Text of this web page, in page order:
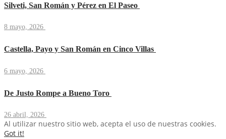
Silveti, San Román y Pérez en El Paseo
8 mayo, 2026
Castella, Payo y San Román en Cinco Villas
6 mayo, 2026
De Justo Rompe a Bueno Toro
26 abril, 2026
Al utilizar nuestro sitio web, acepta el uso de nuestras cookies.
Got it!